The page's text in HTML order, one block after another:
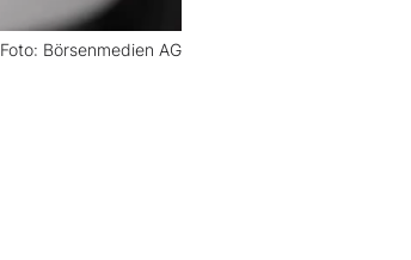
Foto: Börsenmedien AG